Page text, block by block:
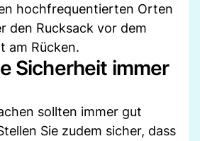
hochfrequentierten Orten
den Rucksack vor dem
am Rücken.
Sicherheit immer
sollten immer gut
Sie zudem sicher, dass